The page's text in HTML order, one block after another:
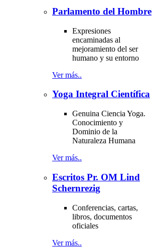
Parlamento del Hombre
Expresiones
encaminadas al
mejoramiento del ser
humano y su entorno
Ver más..
Yoga Integral Científica
Genuina Ciencia Yoga.
Conocimiento y
Dominio de la
Naturaleza Humana
Ver más..
Escritos Pr. OM Lind
Schernrezig
Conferencias, cartas,
libros, documentos
oficiales
Ver más..